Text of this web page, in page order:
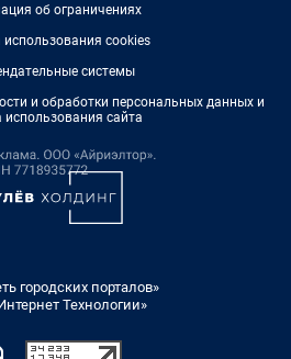
об ограничениях
использования cookies
системы
и обработки персональных данных и
использования сайта
городских порталов»
Технологии»